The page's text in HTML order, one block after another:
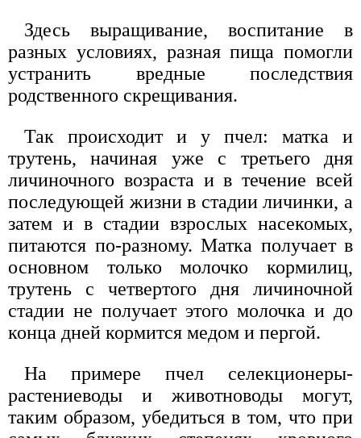
Здесь выращивание, воспитание в
разных условиях, разная пища помогли
устранить вредные последствия
родственного скрещивания.
Так происходит и у пчел: матка и
трутень, начиная уже с третьего дня
личиночного возраста и в течение всей
последующей жизни в стадии личинки, а
затем и в стадии взрослых насекомых,
питаются по-разному. Матка получает в
основном только молочко кормилиц,
трутень с четвертого дня личиночной
стадии не получает этого молочка и до
конца дней кормится медом и пергой.
На примере пчел селекционеры-
растениеводы и животноводы могут,
таким образом, убедиться в том, что при